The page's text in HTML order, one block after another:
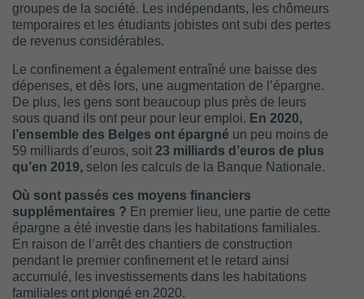
groupes de la société. Les indépendants, les chômeurs
temporaires et les étudiants jobistes ont subi des pertes
de revenus considérables.
Le confinement a également entraîné une baisse des
dépenses, et dès lors, une augmentation de l’épargne.
De plus, les gens sont beaucoup plus près de leurs
sous quand ils ont peur pour leur emploi. En 2020,
l’ensemble des Belges ont épargné un peu moins de
59 milliards d’euros, soit 23 milliards d’euros de plus
qu’en 2019, selon les calculs de la Banque Nationale.
Où sont passés ces moyens financiers
supplémentaires ? En premier lieu, une partie de cette
épargne a été investie dans les habitations familiales.
En raison de l’arrêt des chantiers de construction
pendant le premier confinement et le retard ainsi
accumulé, les investissements dans les habitations
familiales ont plongé en 2020.